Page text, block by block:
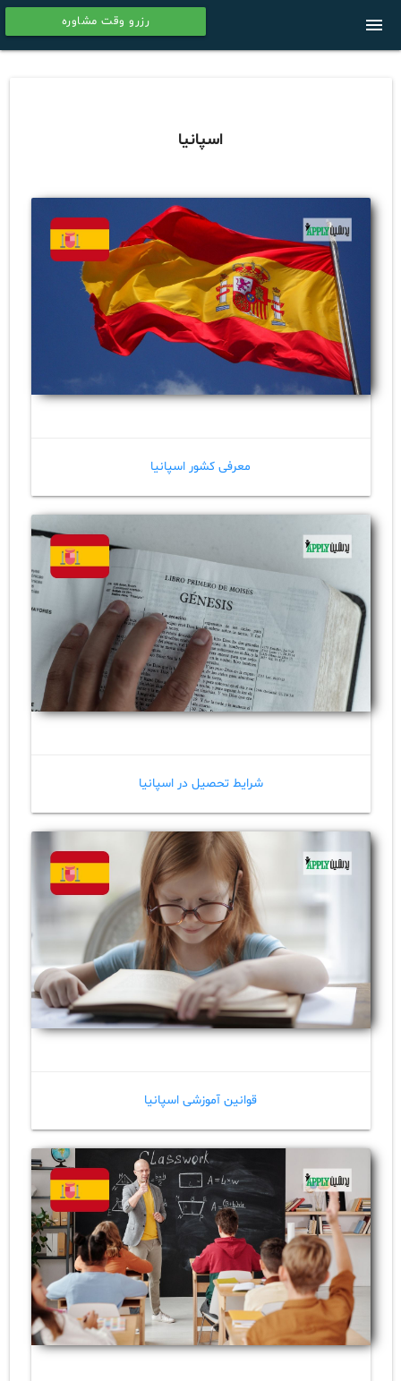
رزرو وقت مشاوره menu
اسپانیا
معرفی کشور اسپانیا
شرایط تحصیل در اسپانیا
قوانین آموزشی اسپانیا